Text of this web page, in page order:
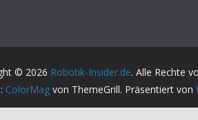
© 2026 Robotik-Insider.de. Alle Rechte
ColorMag von ThemeGrill. Präsentiert von